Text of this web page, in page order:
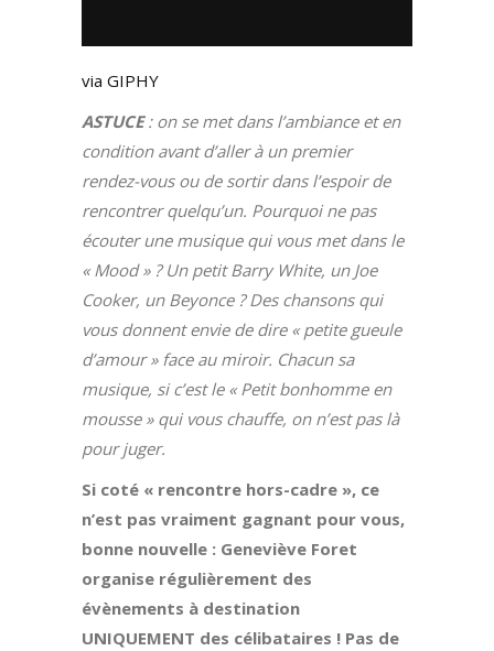
via GIPHY
ASTUCE: on se met dans l’ambiance et en
condition avant d’aller à un premier
rendez-vous ou de sortir dans l’espoir de
rencontrer quelqu’un. Pourquoi ne pas
écouter une musique qui vous met dans le
« Mood » ? Un petit Barry White, un Joe
Cooker, un Beyonce ? Des chansons qui
vous donnent envie de dire « petite gueule
d’amour » face au miroir. Chacun sa
musique, si c’est le « Petit bonhomme en
mousse » qui vous chauffe, on n’est pas là
pour juger.
Si coté « rencontre hors-cadre », ce
n’est pas vraiment gagnant pour vous,
bonne nouvelle : Geneviève Foret
organise régulièrement des
évènements à destination
UNIQUEMENT des célibataires ! Pas de